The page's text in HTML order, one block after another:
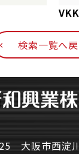
検索一覧へ戻
大阪市西淀